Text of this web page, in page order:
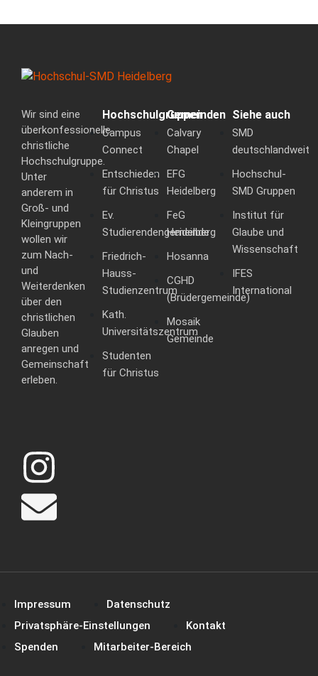
Wir sind eine
überkonfessionelle
christliche
Hochschulgruppe.
Unter
anderem in
Groß- und
Kleingruppen
wollen wir
zum Nach-
und
Weiterdenken
über den
christlichen
Glauben
anregen und
Gemeinschaft
erleben.
Hochschulgruppen
Campus
Connect
Entschieden
für Christus
Ev.
Studierendengemeinde
Friedrich-
Hauss-
Studienzentrum
Kath.
Universitätszentrum
Studenten
für Christus
Gemeinden
Calvary
Chapel
EFG
Heidelberg
FeG
Heidelberg
Hosanna
CGHD
(Brüdergemeinde)
Mosaik
Gemeinde
Siehe auch
SMD
deutschlandweit
Hochschul-
SMD Gruppen
Institut für
Glaube und
Wissenschaft
IFES
International
Impressum
Datenschutz
Privatsphäre-Einstellungen
Kontakt
Spenden
Mitarbeiter-Bereich